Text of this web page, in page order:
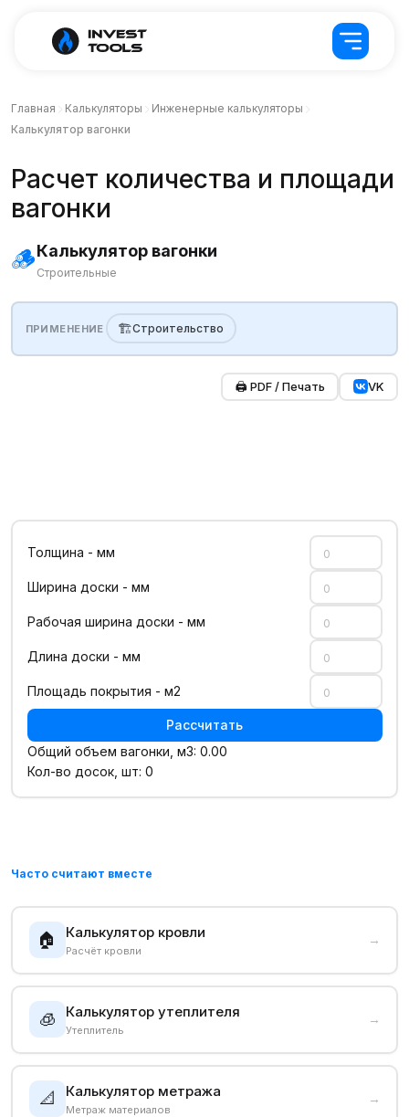
Главная Калькуляторы
Инженерные калькуляторы
Калькулятор вагонки
Расчет количества и площади
вагонки
🪵Калькулятор вагонки
Строительные
ПРИМЕНЕНИЕ 🏗️Строительство
🖨️ PDF / Печать VK
Толщина - мм
Ширина доски - мм
Рабочая ширина доски - мм
Длина доски - мм
Площадь покрытия - м2
Рассчитать
Общий объем вагонки, м3: 0.00
Кол-во досок, шт: 0
Часто считают вместе
🏠 Калькулятор кровли
Расчёт кровли
→
🧊 Калькулятор утеплителя
Утеплитель
→
📐 Калькулятор метража
Метраж материалов
→